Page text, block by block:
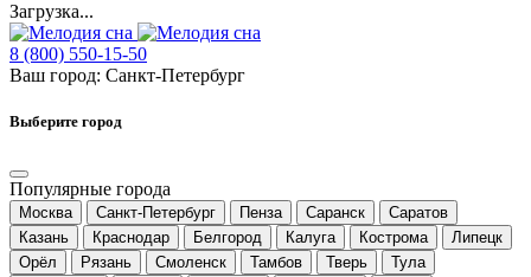
Загрузка...
8 (800) 550-15-50
Ваш город: Санкт-Петербург
Выберите город
Популярные города
Москва Санкт-Петербург Пенза Саранск
Саратов
Казань
Краснодар Белгород Калуга Кострома
Липецк
Орёл
Рязань Смоленск Тамбов Тверь
Тула